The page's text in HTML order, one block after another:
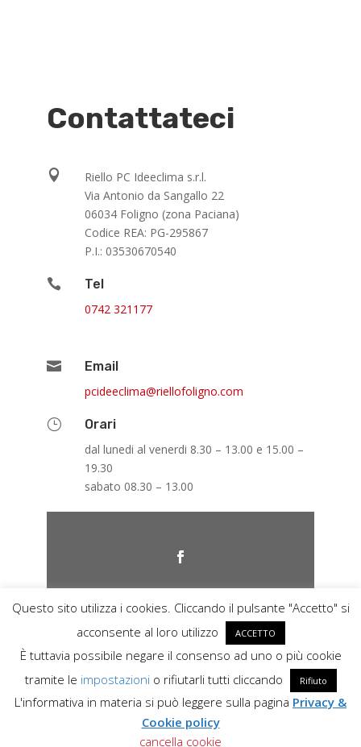
Contattateci

Riello PC Ideeclima s.r.l.
Via Antonio da Sangallo 22
06034 Foligno (zona Paciana)
Codice REA: PG-295867
P.I.: 03530670540

Tel
0742 321177

Email
moc.ongilofolleir
@amilceedicp
}
Orari
dal lunedi al venerdi 8.30 – 13.00 e 15.00 –
19.30
sabato 08.30 – 13.00
byKey Seven
Questo sito utilizza i cookies. Cliccando il pulsante "Accetto" si
acconsente al loro utilizzo
ACCETTO
È tuttavia possibile negare il consenso ad uno o più cookie
tramite le impostazioni o rifiutarli tutti cliccando Rifiuto
L'informativa in materia si può leggere sulla pagina Privacy &
Cookie policy
cancella cookie